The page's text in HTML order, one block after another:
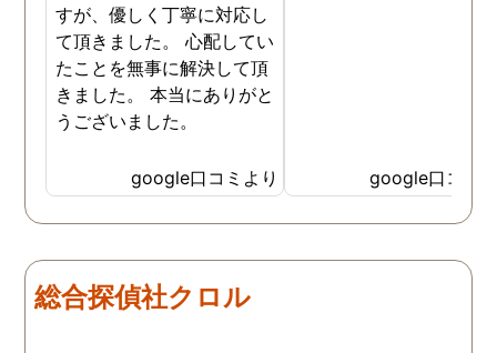
すが、優しく丁寧に対応し
て頂きました。 心配してい
たことを無事に解決して頂
きました。 本当にありがと
うございました。
google口コミより google口コミ
総合探偵社クロル